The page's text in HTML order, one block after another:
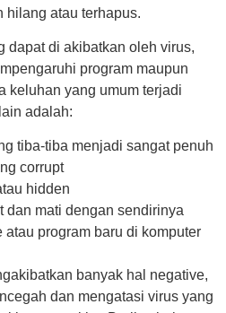
hilang atau terhapus.
dapat di akibatkan oleh virus,
program maupun
keluhan yang umum terjadi
adalah:
tiba-tiba menjadi sangat penuh
corrupt
hidden
dan mati dengan sendirinya
atau program baru di komputer
banyak hal negative,
dan mengatasi virus yang